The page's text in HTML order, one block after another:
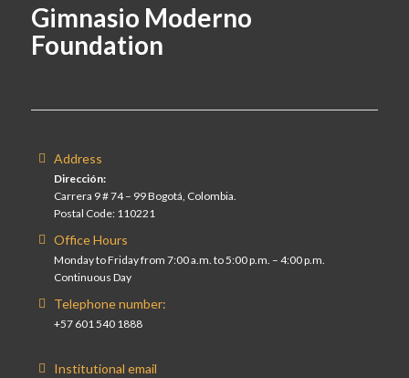
Gimnasio Moderno
Foundation
Address
Dirección:
Carrera 9 # 74 – 99 Bogotá, Colombia.
Postal Code: 110221
Office Hours
Monday to Friday from 7:00 a.m. to 5:00 p.m. – 4:00 p.m.
Continuous Day
Telephone number:
+57 601 540 1888
Institutional email